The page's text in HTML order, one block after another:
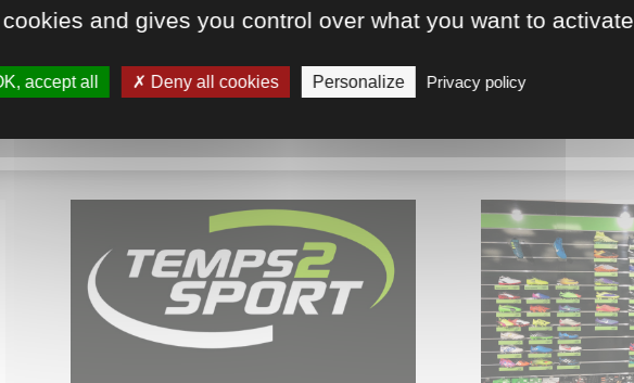
and gives you control over what you want to activate
accept all Deny all cookies Personalize Privacy policy